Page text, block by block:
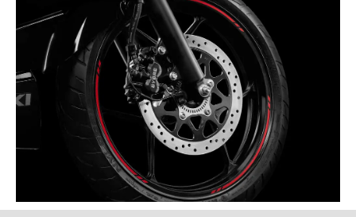
FRENOS ABS
Un sistema de seguridad mejorado que te protege en
cada trayecto.